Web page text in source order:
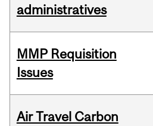
administratives
MMP Requisition
Issues
Air Travel Carbon